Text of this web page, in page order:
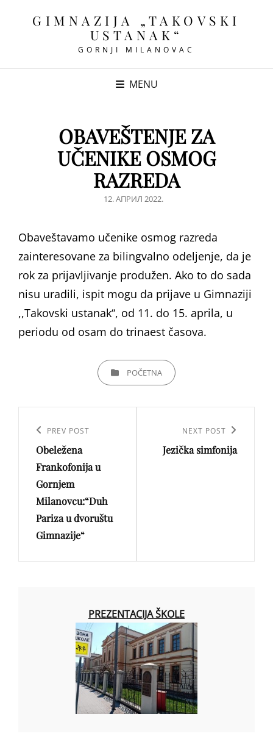
GIMNAZIJA „TAKOVSKI
USTANAK“
GORNJI MILANOVAC
MENU
OBAVEŠTENJE ZA
UČENIKE OSMOG
RAZREDA
POSTED
12. АПРИЛ 2022.
Obaveštavamo učenike osmog razreda
zainteresovane za bilingvalno odeljenje, da je
rok za prijavljivanje produžen. Ako to do sada
nisu uradili, ispit mogu da prijave u Gimnaziji
,,Takovski ustanak“, od 11. do 15. aprila, u
periodu od osam do trinaest časova.
CATEGORIESPOČETNA
чланка
Previous
Post
PREV POST
Obeležena
Frankofonija u
Gornjem
Milanovcu:“Duh
Pariza u dvoruštu
Gimnazije“
Post
NEXT POST
Jezička simfonija
PREZENTACIJA ŠKOLE